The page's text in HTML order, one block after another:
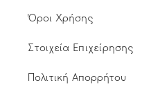
Όροι Χρήσης
Στοιχεία Επιχείρησης
Πολιτική Απορρήτου